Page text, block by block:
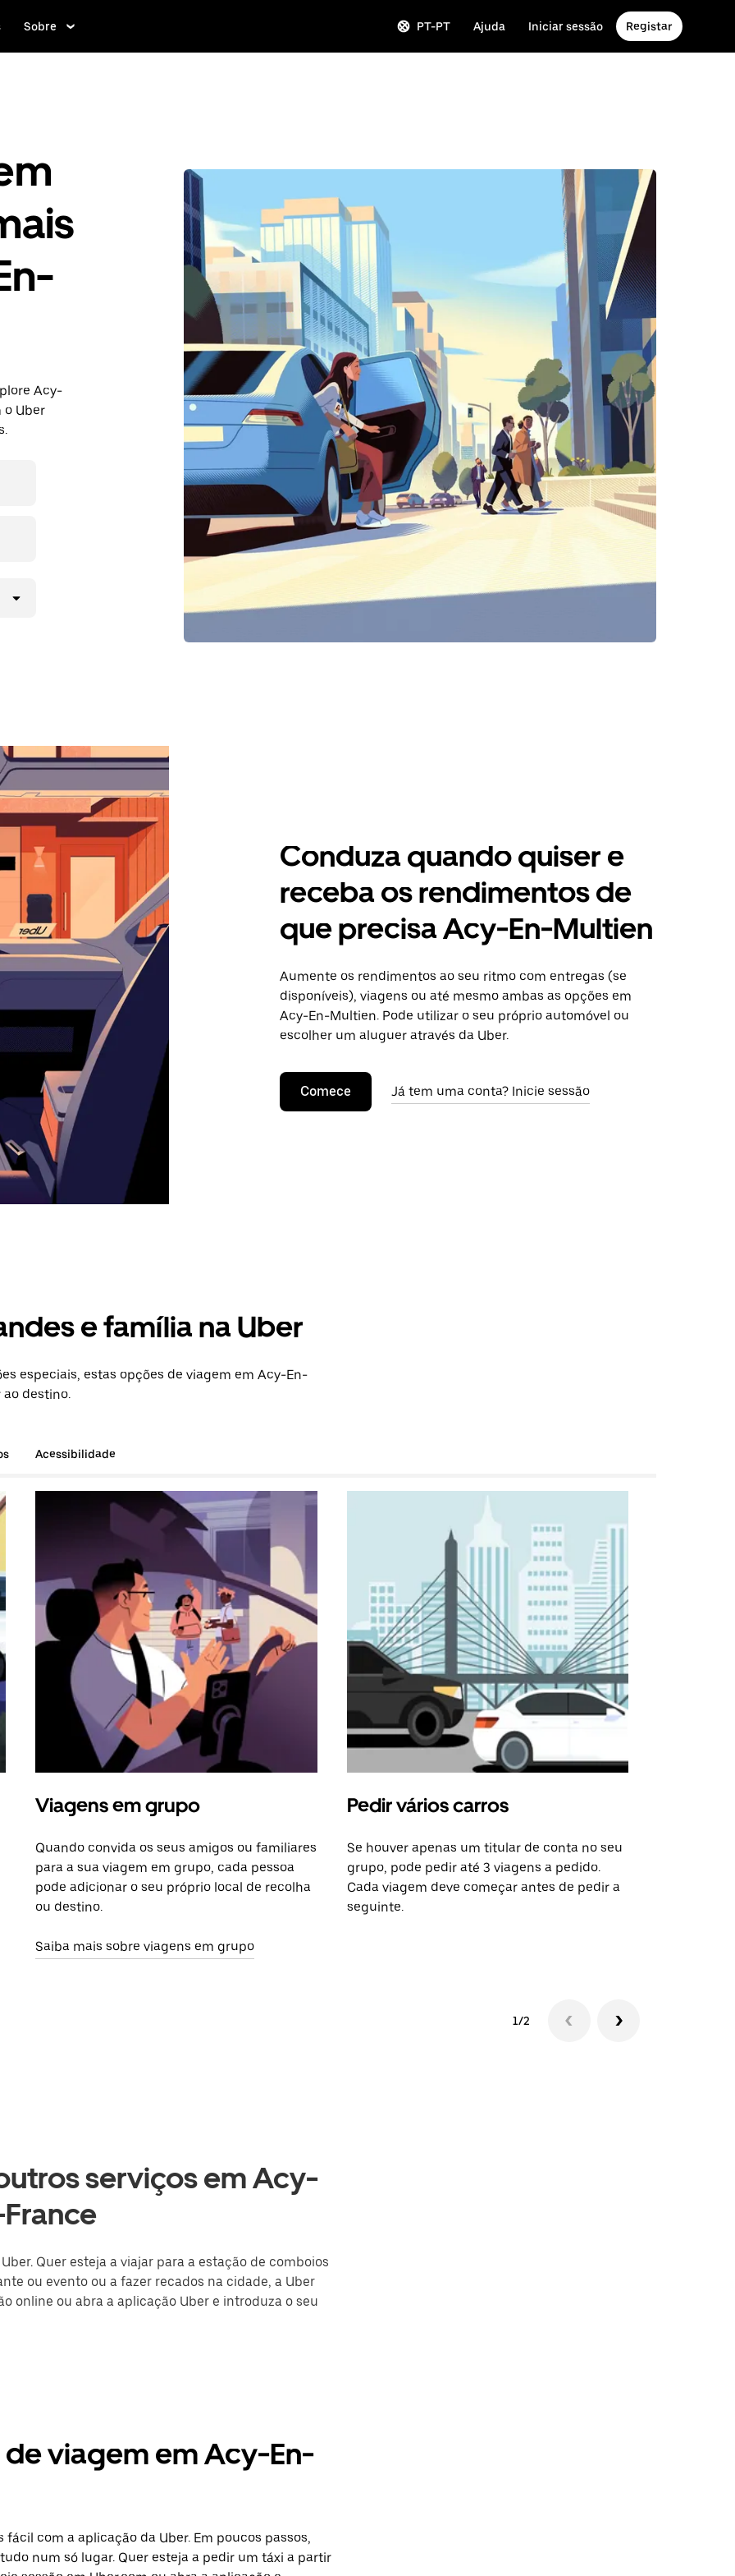
Sobre PT-PT Ajuda Iniciar sessão Registar
Acy-
o Uber
Conduza quando quiser e
receba os rendimentos de
que precisa Acy-En-Multien
Aumente os rendimentos ao seu ritmo com entregas (se
disponíveis), viagens ou até mesmo ambas as opções em
Acy-En-Multien. Pode utilizar o seu próprio automóvel ou
escolher um aluguer através da Uber.
Comece Já tem uma conta? Inicie sessão
e família na Uber
especiais, estas opções de viagem em Acy-En-
destino.
Acessibilidade
Viagens em grupo
Quando convida os seus amigos ou familiares
para a sua viagem em grupo, cada pessoa
pode adicionar o seu próprio local de recolha
ou destino.
Saiba mais sobre viagens em grupo
Pedir vários carros
Se houver apenas um titular de conta no seu
grupo, pode pedir até 3 viagens a pedido.
Cada viagem deve começar antes de pedir a
seguinte.
1/2
serviços em Acy-
Quer esteja a viajar para a estação de comboios
ou evento ou a fazer recados na cidade, a Uber
online ou abra a aplicação Uber e introduza o seu
viagem em Acy-En-
com a aplicação da Uber. Em poucos passos,
num só lugar. Quer esteja a pedir um táxi a partir